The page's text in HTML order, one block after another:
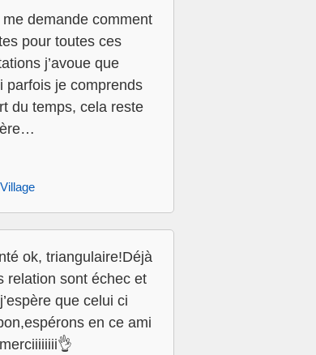
me demande comment
pour toutes ces
j’avoue que
parfois je comprends
du temps, cela reste
ok, triangulaire!Déjà
relation sont échec et
que celui ci
en ce ami